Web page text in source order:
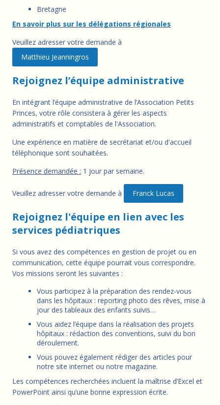
Bretagne
En savoir plus sur les délégations régionales
Veuillez adresser votre demande à
Matthieu Jeanningros
Rejoignez l’équipe administrative
En intégrant l’équipe administrative de l’Association Petits
Princes, votre rôle consistera à gérer les aspects
administratifs et comptables de l'Association.
Une expérience en matière de secrétariat et/ou d'accueil
téléphonique sont souhaitées.
Présence demandée : 1 jour par semaine.
Veuillez adresser votre demande à Franck Lucas
Rejoignez l'équipe en lien avec les
services pédiatriques
Si vous avez des compétences en gestion de projet ou en
communication, cette équipe pourrait vous correspondre.
Vos missions seront les suivantes :
Vous participez à la préparation des rendez-vous
dans les hôpitaux : reporting photo des rêves, mise à
jour des tableaux des enfants suivis…
Vous aidez l’équipe dans la réalisation des projets
hôpitaux : rédaction des conventions, suivi du bon
déroulement.
Vous pouvez également rédiger des articles pour
notre site internet ou notre magazine.
Les compétences recherchées incluent la maîtrise d’Excel et
PowerPoint ainsi qu’une bonne expression écrite.